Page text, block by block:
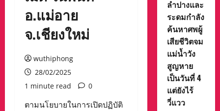
อ.แม่อาย
จ.เชียงใหม่
wuthiphong
28/02/2025
1 minute read
0
ตามนโยบายในการเปิดปฏิบัติ
ลำปางและ
ระดมกำลัง
ค้นหาศพผู้
เสียชีวิตจม
แม่น้ำวัง
สูญหาย
เป็นวันที่ 4
แต่ยังไร้
วี่แวว